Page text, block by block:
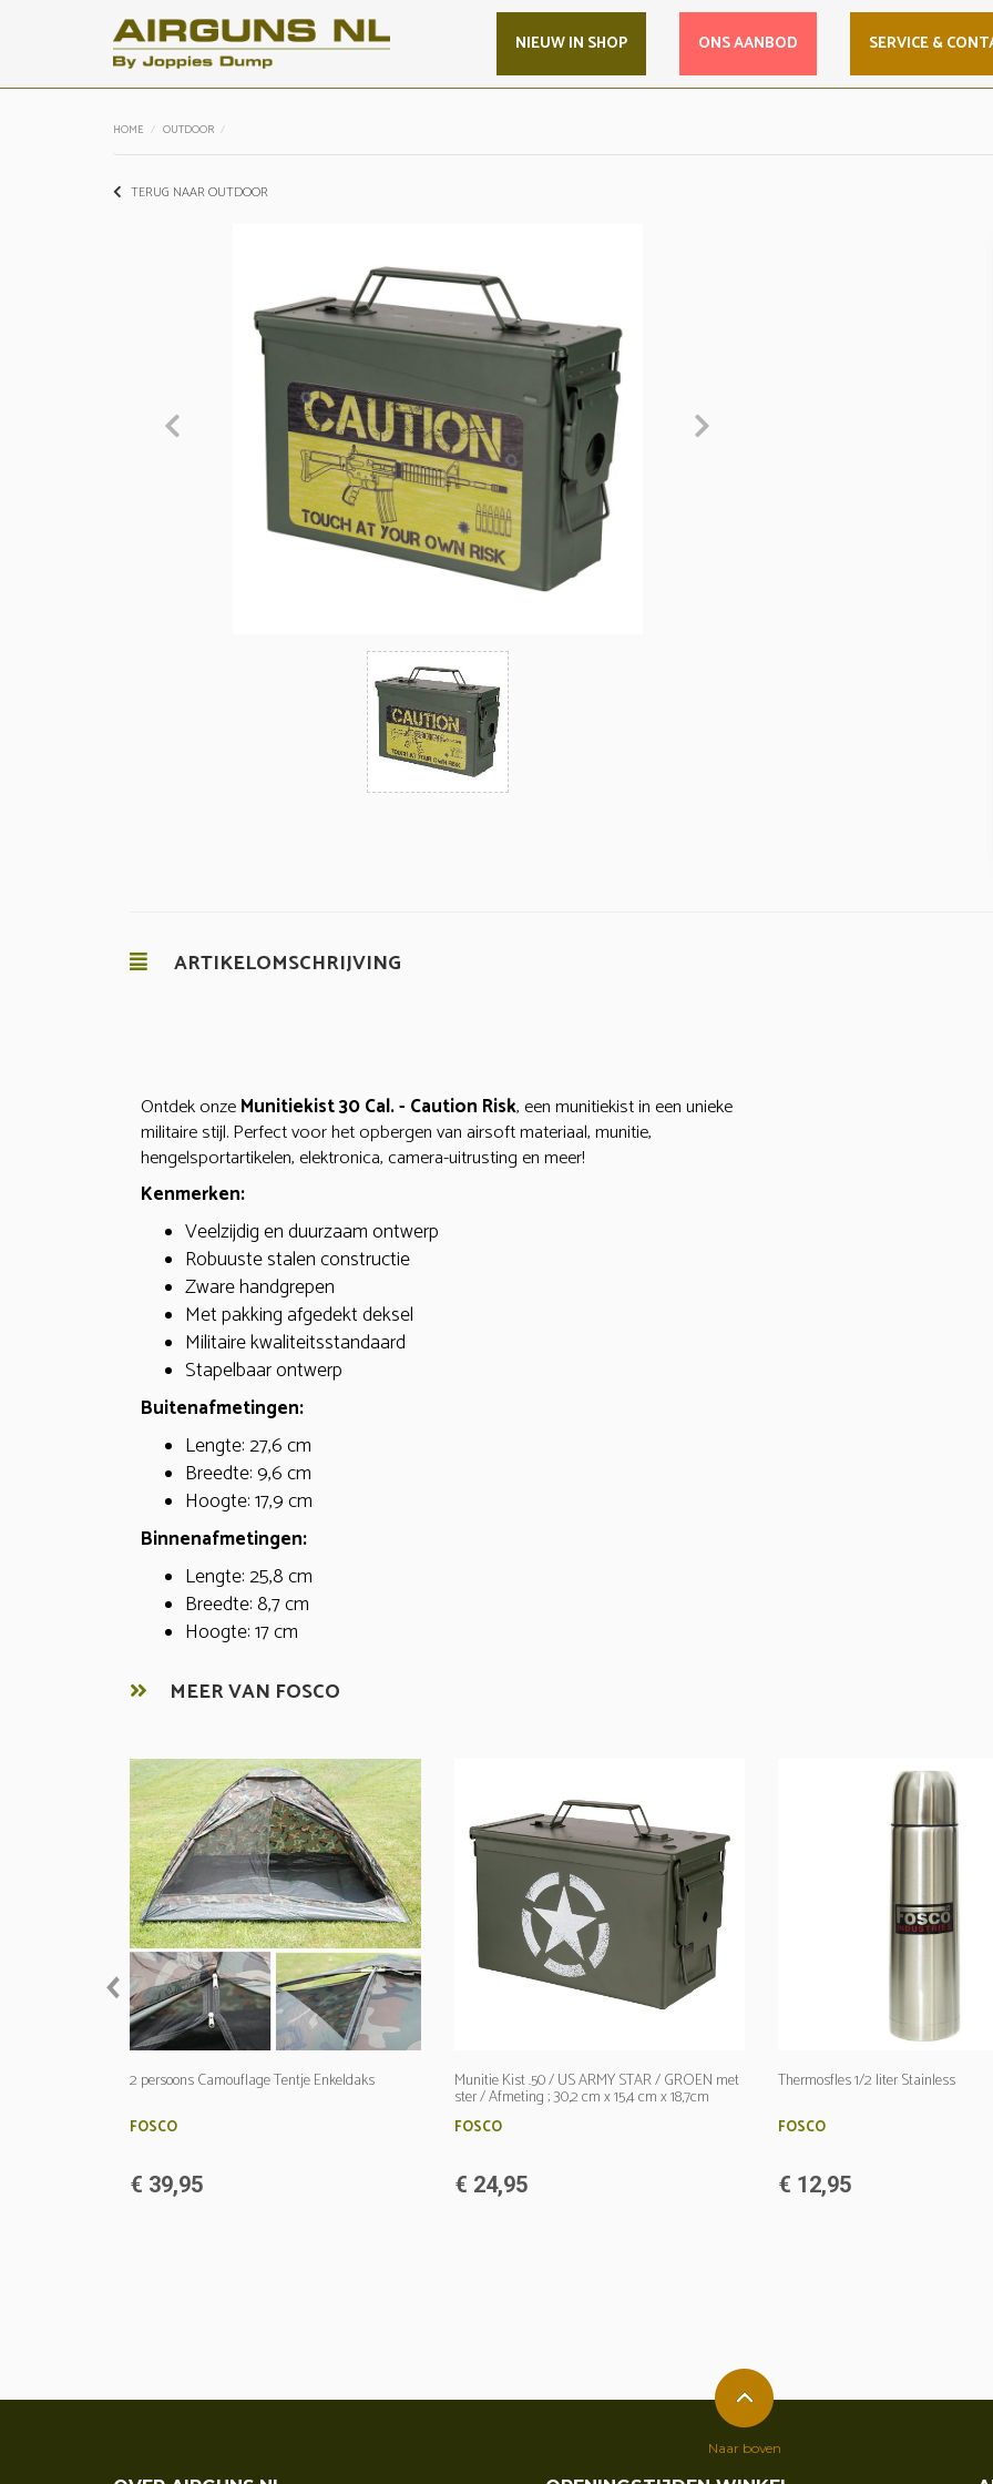
NIEUW IN SHOP ONS AANBOD SERVICE &
HOME OUTDOOR
TERUG NAAR OUTDOOR
ARTIKELOMSCHRIJVING
Ontdek onzeMunitiekist 30 Cal. - Caution Risk, een munitiekist in een unieke
militaire stijl. Perfect voor het opbergen van airsoft materiaal, munitie,
hengelsportartikelen, elektronica, camera-uitrusting en meer!
Kenmerken:
Veelzijdig en duurzaam ontwerp
Robuuste stalen constructie
Zware handgrepen
Met pakking afgedekt deksel
Militaire kwaliteitsstandaard
Stapelbaar ontwerp
Buitenafmetingen:
Lengte: 27,6 cm
Breedte: 9,6 cm
Hoogte: 17,9 cm
Binnenafmetingen:
Lengte: 25,8 cm
Breedte: 8,7 cm
Hoogte: 17 cm
MEER VAN FOSCO
2 persoons Camouflage Tentje Enkeldaks
FOSCO
€ 39,95
Munitie Kist .50 / US ARMY STAR / GROEN met
ster / Afmeting ; 30,2 cm x 15,4 cm x 18,7cm
FOSCO
€ 24,95
Thermosfles 1/2 liter Stainless
FOSCO
€ 12,95
prev
Naar boven